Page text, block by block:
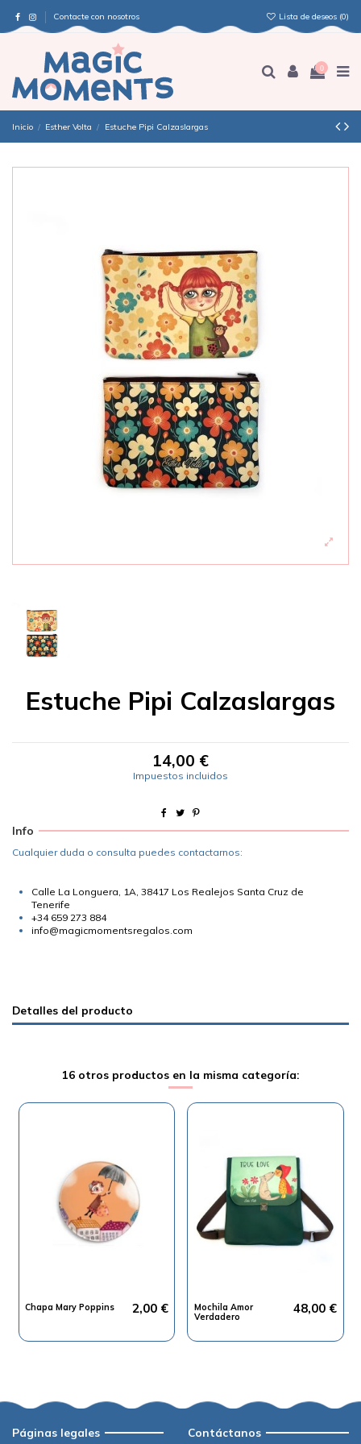
Contacte con nosotros Lista de deseos (0)
0
Inicio Esther Volta Estuche Pipi Calzaslargas
Estuche Pipi Calzaslargas
14,00 €
Impuestos incluidos
Info
Cualquier duda o consulta puedes contactarnos:
Calle La Longuera, 1A, 38417 Los Realejos Santa Cruz de
Tenerife
+34 659 273 884
info@magicmomentsregalos.com
Detalles del producto
16 otros productos en la misma categoría:
Chapa Mary Poppins 2,00 €
Mochila Amor
Verdadero
48,00 €
Páginas legales Contáctanos